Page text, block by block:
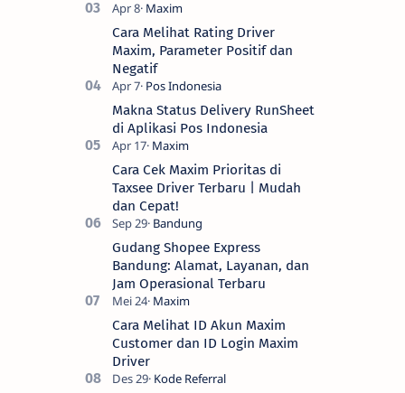
Cara Melihat Rating Driver
Maxim, Parameter Positif dan
Negatif
Makna Status Delivery RunSheet
di Aplikasi Pos Indonesia
Cara Cek Maxim Prioritas di
Taxsee Driver Terbaru | Mudah
dan Cepat!
Gudang Shopee Express
Bandung: Alamat, Layanan, dan
Jam Operasional Terbaru
Cara Melihat ID Akun Maxim
Customer dan ID Login Maxim
Driver